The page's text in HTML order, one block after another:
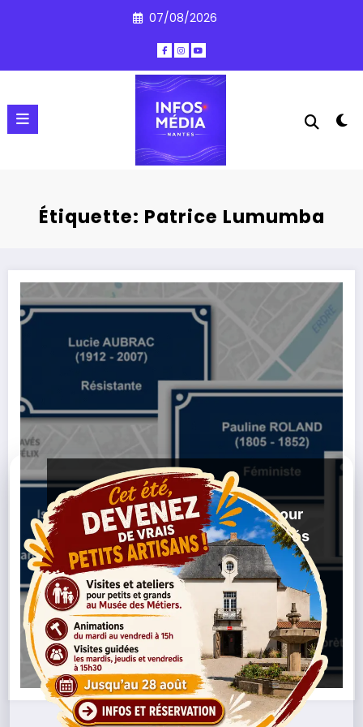
07/08/2026
Étiquette: Patrice Lumumba
LES NEWS
Les Nantais invités à voter pour
les futurs noms de rues engagés
21/10/2025 Droits Humains,François Maspero ,
Marsha P. Johnson, Nantes,Noms De Rues,Patrice
Lumumba,Thomas Sankara Vote Citoyen
Lire la suite